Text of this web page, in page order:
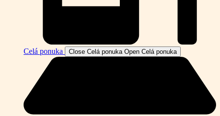
Celá ponuka Close Celá ponuka Open Celá ponuka